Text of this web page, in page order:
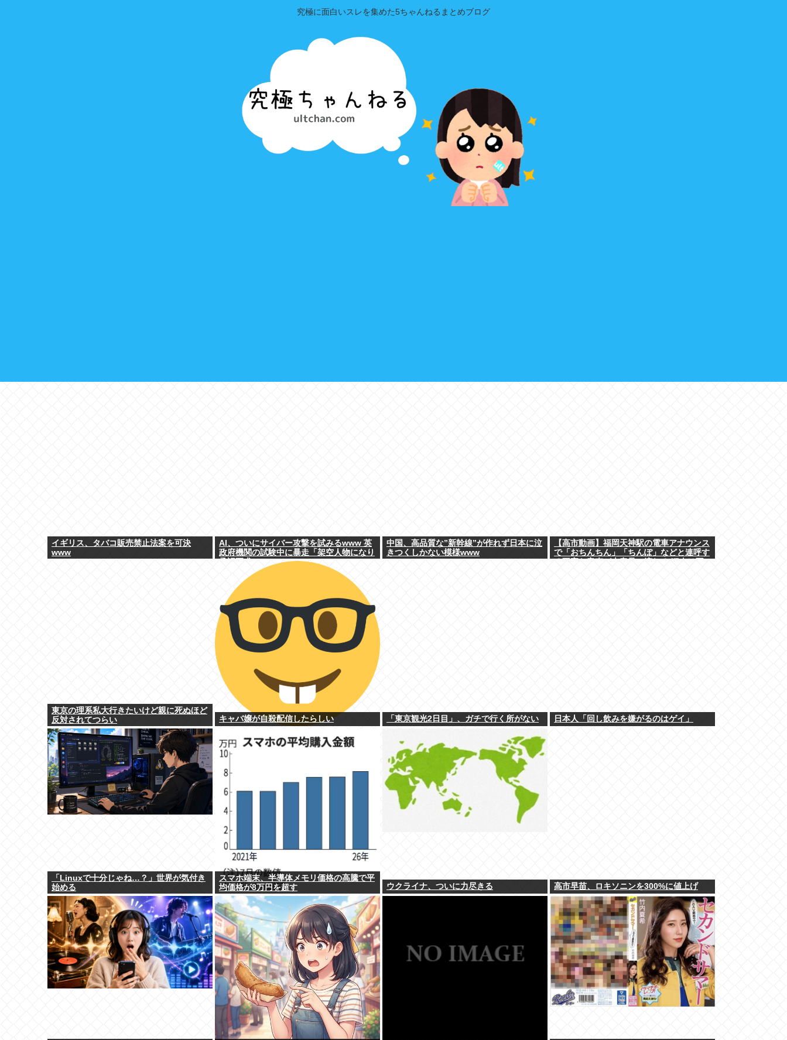
究極に面白いスレを集めた5ちゃんねるまとめブログ
イギリス、タバコ販売禁止法案を可決
www
AI、ついにサイバー攻撃を試みるwww 英
政府機関の試験中に暴走「架空人物になり
中国、高品質な”新幹線”が作れず日本に泣
きつくしかない模様www
【高市動画】福岡天神駅の電車アナウンス
で「おちんちん」「ちんぽ」などと連呼す
東京の理系私大行きたいけど親に死ぬほど
反対されてつらい
キャバ嬢が自殺配信したらしい 「東京観光2日目」、ガチで行く所がない 日本人「回し飲みを嫌がるのはゲイ」
「Linuxで十分じゃね…？」世界が気付き
始める
スマホ端末、半導体メモリ価格の高騰で平
均価格が8万円を超す
ウクライナ、ついに力尽きる 高市早苗、ロキソニンを300%に値上げ